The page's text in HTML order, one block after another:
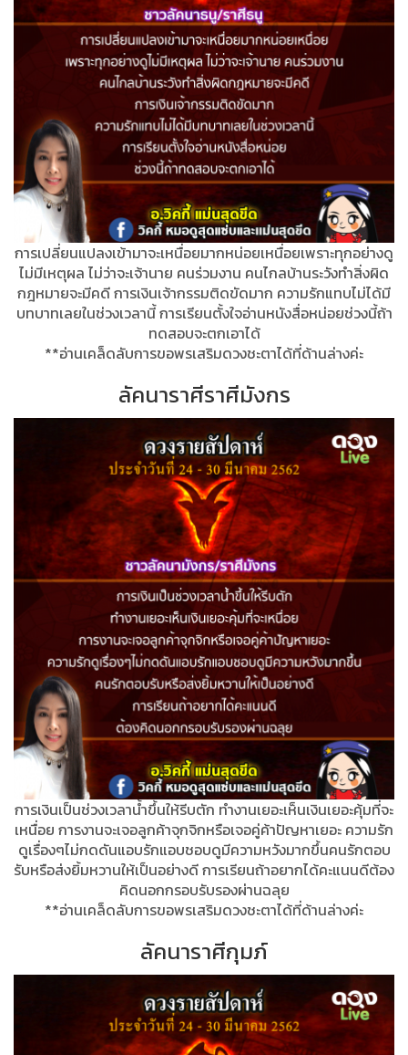
การเปลี่ยนแปลงเข้ามาจะเหนื่อยมากหน่อยเหนื่อยเพราะทุกอย่างดู
ไม่มีเหตุผล ไม่ว่าจะเจ้านาย คนร่วมงาน คนไกลบ้านระวังทำสิ่งผิด
กฎหมายจะมีคดี การเงินเจ้ากรรมติดขัดมาก ความรักแทบไม่ได้มี
บทบาทเลยในช่วงเวลานี้ การเรียนตั้งใจอ่านหนังสื่อหน่อยช่วงนี้ถ้า
ทดสอบจะตกเอาได้
**อ่านเคล็ดลับการขอพรเสริมดวงชะตาได้ที่ด้านล่างค่ะ
ลัคนาราศีราศีมังกร
การเงินเป็นช่วงเวลาน้ำขึ้นให้รีบตัก ทำงานเยอะเห็นเงินเยอะคุ้มที่จะ
เหนื่อย การงานจะเจอลูกค้าจุกจิกหรือเจอคู่ค้าปัญหาเยอะ ความรัก
ดูเรื่องๆไม่กดดันแอบรักแอบชอบดูมีความหวังมากขึ้นคนรักตอบ
รับหรือส่งยิ้มหวานให้เป็นอย่างดี การเรียนถ้าอยากได้คะแนนดีต้อง
คิดนอกกรอบรับรองผ่านฉลุย
**อ่านเคล็ดลับการขอพรเสริมดวงชะตาได้ที่ด้านล่างค่ะ
ลัคนาราศีกุมภ์